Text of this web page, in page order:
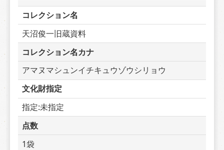
コレクション名
天沼俊一旧蔵資料
コレクション名カナ
アマヌマシュンイチキュウゾウシリョウ
文化財指定
指定:未指定
点数
1袋